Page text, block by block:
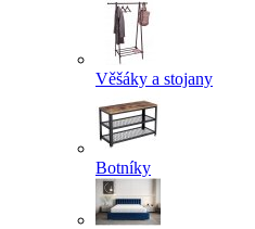
Věšáky a stojany
Botníky